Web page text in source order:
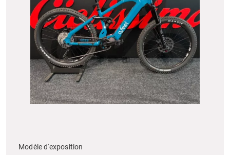
Modèle d'exposition